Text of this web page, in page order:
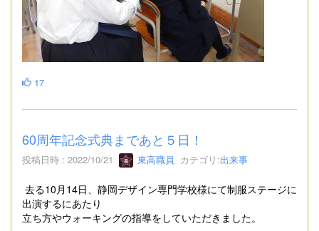
17
60周年記念式典まであと５日！
投稿日時 : 2022/10/21 東高職員 カテゴリ:出来事
去る10月14日、静岡デザイン専門学校様にて制服ステージに
出演するにあたり
立ち方やウォーキングの指導をしていただきました。